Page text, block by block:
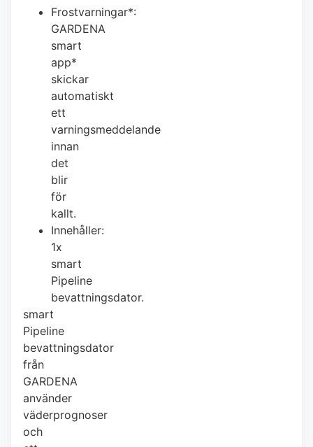
Frostvarningar*:
GARDENA
smart
app*
skickar
automatiskt
ett
varningsmeddelande
innan
det
blir
för
kallt.
Innehåller:
1x
smart
Pipeline
bevattningsdator.
smart
Pipeline
bevattningsdator
från
GARDENA
använder
väderprognoser
och